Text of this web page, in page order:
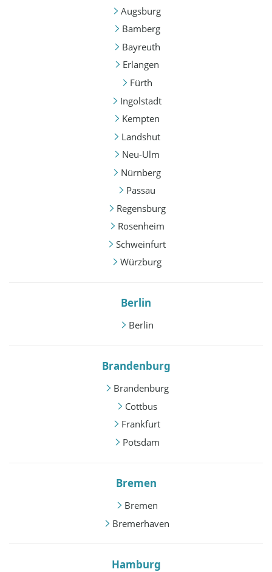
Augsburg
Bamberg
Bayreuth
Erlangen
Fürth
Ingolstadt
Kempten
Landshut
Neu-Ulm
Nürnberg
Passau
Regensburg
Rosenheim
Schweinfurt
Würzburg
Berlin
Berlin
Brandenburg
Brandenburg
Cottbus
Frankfurt
Potsdam
Bremen
Bremen
Bremerhaven
Hamburg